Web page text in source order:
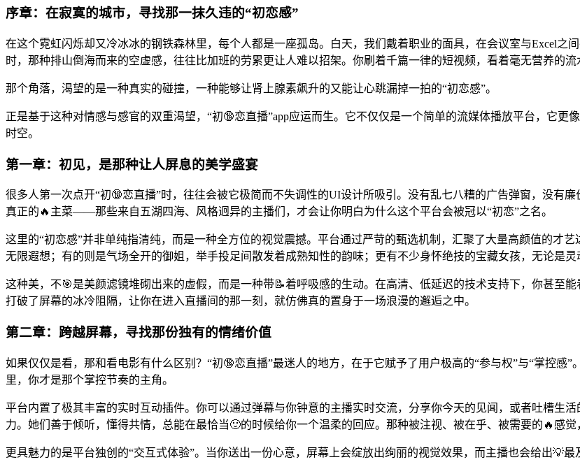
序章：在寂寞的城市，寻找那一抹久违的“初恋感”
在这个霓虹闪烁却又冷冰冰的钢铁森林里，每个人都是一座孤岛。白天，我们戴着职业的面具，在会议室与Excel之
时，那种排山倒海而来的空虚感，往往比加班的劳累更让人难以招架。你刷着千篇一律的短视频，看着毫无营养的
那个角落，渴望的是一种真实的碰撞，一种能够让肾上腺素飙升的又能让心跳漏掉一拍的“初恋感”。
正是基于这种对情感与感官的双重渴望，“初🔞恋直播”app应运而生。它不仅仅是一个简单的流媒体播放平台，它
时空。
第一章：初见，是那种让人屏息的美学盛宴
很多人第一次点开“初🔞恋直播”时，往往会被它极简而不失调性的UI设计所吸引。没有乱七八糟的广告弹窗，没有
真正的🔥主菜——那些来自五湖四海、风格迥异的主播们，才会让你明白为什么这个平台会被冠以“初恋”之名。
这里的“初恋感”并非单纯指清纯，而是一种全方位的视觉震撼。平台通过严苛的甄选机制，汇聚了大量高颜值的才
无限遐想；有的则是气场全开的御姐，举手投足间散发着成熟知性的韵味；更有不少身怀绝技的宝藏女孩，无论是
这种美，不🎯是美颜滤镜堆砌出来的虚假，而是一种带📝着呼吸感的生动。在高清、低延迟的技术支持下，你甚至
打破了屏幕的冰冷阻隔，让你在进入直播间的那一刻，就仿佛真的置身于一场浪漫的邂逅之中。
第二章：跨越屏幕，寻找那份独有的情绪价值
如果仅仅是看，那和看电影有什么区别？“初🔞恋直播”最迷人的地方，在于它赋予了用户极高的“参与权”与“掌控感
里，你才是那个掌控节奏的主角。
平台内置了极其丰富的实时互动插件。你可以通过弹幕与你钟意的主播实时交流，分享你今天的见闻，或者吐槽生
力。她们善于倾听，懂得共情，总能在最恰当🙂的时候给你一个温柔的回应。那种被注视、被在乎、被需要的🔥感觉
更具魅力的是平台独创的“交互式体验”。当你送出一份心意，屏幕上会绽放出绚丽的视觉效果，而主播也会给出💡